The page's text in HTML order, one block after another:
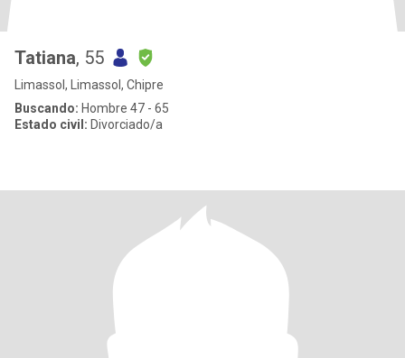
Tatiana, 55
Limassol, Limassol, Chipre
Buscando: Hombre 47 - 65
Estado civil: Divorciado/a